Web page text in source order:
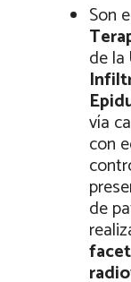
Son
de la
vía
con
de